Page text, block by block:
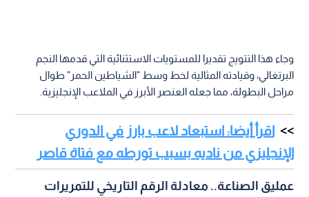
وجاء هذا التتويج تقديرا للمستويات الاستثنائية التي قدمها النجم
البرتغالي، وقيادته المثالية لخط وسط "الشياطين الحمر" طوال
مراحل البطولة، مما جعله العنصر الأبرز في الملاعب الإنجليزية.
اقرأ أيضا: استبعاد لاعب بارز في الدوري
الإنجليزي من ناديه بسبب تورطه مع فتاة قاصر
عمليق الصناعة.. معادلة الرقم التاريخي للتمريرات